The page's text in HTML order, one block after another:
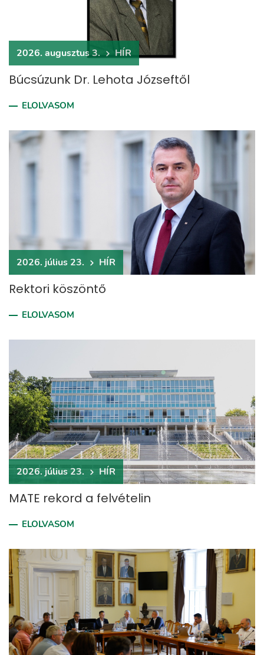
2026. augusztus 3. HÍR
Búcsúzunk Dr. Lehota Józseftől
ELOLVASOM
2026. július 23. HÍR
Rektori köszöntő
ELOLVASOM
2026. július 23. HÍR
MATE rekord a felvételin
ELOLVASOM